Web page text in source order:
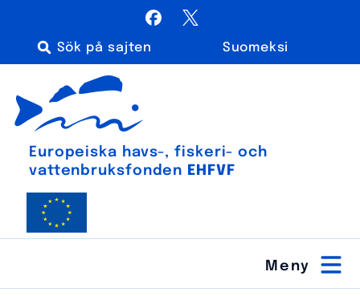
innehåll
Facebook
Suomeksi
Euroopan meri-, kalatalous- ja vesiviljelyrahasto
Europeiska havs-, fiskeri- och
vatten­bruks­fonden
EHFVF